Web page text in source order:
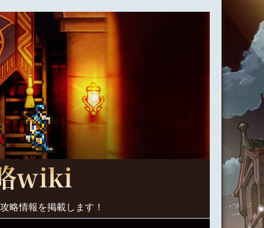
略情報を掲載します！